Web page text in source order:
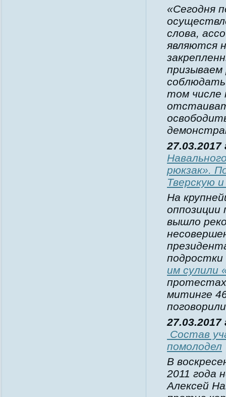
«Сегодня
слова,
являются
призываем
том числе
рюкзак».
Тверскую
На
оппозиции
вышло
им сулили
митинге
Состав
помолодел
В
2011 года
Алексей